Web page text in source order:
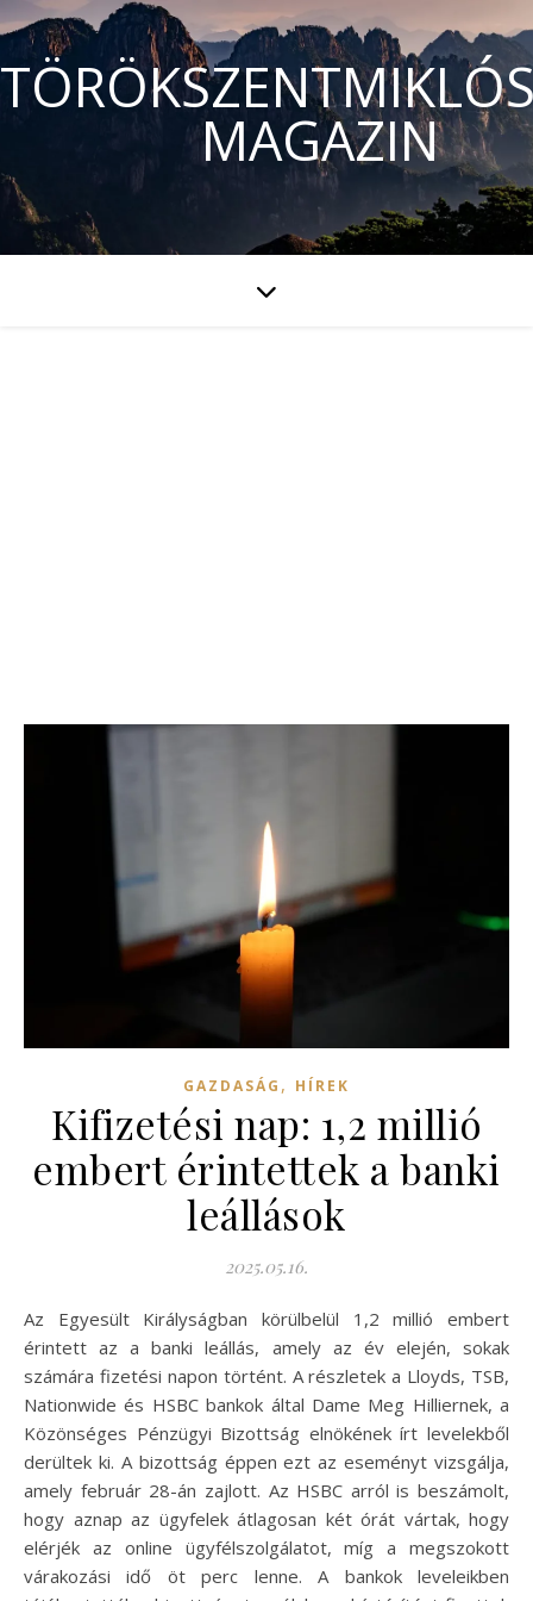
MAGAZIN
GAZDASÁG , HÍREK
Kifizetési nap: 1,2 millió
embert érintettek a banki
leállások
2025.05.16.
Az Egyesült Királyságban körülbelül 1,2 millió embert
érintett az a banki leállás, amely az év elején, sokak
számára fizetési napon történt. A részletek a Lloyds, TSB,
Nationwide és HSBC bankok által Dame Meg Hilliernek, a
Közönséges Pénzügyi Bizottság elnökének írt levelekből
derültek ki. A bizottság éppen ezt az eseményt vizsgálja,
amely február 28-án zajlott. Az HSBC arról is beszámolt,
hogy aznap az ügyfelek átlagosan két órát vártak, hogy
elérjék az online ügyfélszolgálatot, míg a megszokott
várakozási idő öt perc lenne. A bankok leveleikben